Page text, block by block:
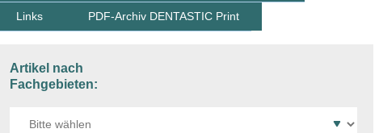
Links PDF-Archiv DENTASTIC Print
Artikel nach
Fachgebieten: